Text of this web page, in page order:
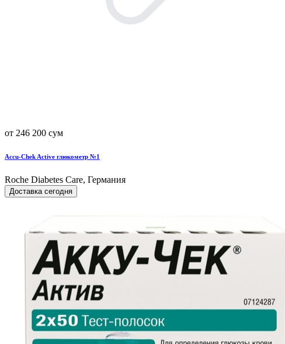
от 246 200 сум
Accu-Chek Active глюкометр №1
Roche Diabetes Care, Германия
Доставка сегодня